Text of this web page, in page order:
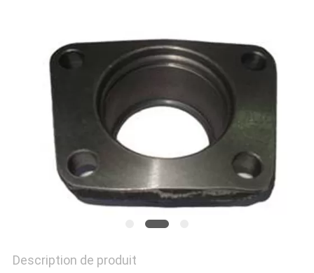
Description de produit